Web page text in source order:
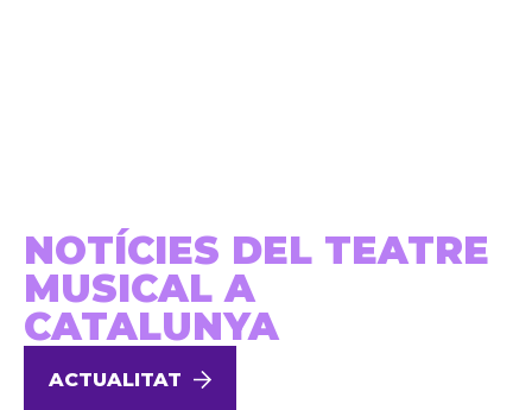
NOTÍCIES DEL TEATRE
MUSICAL A
CATALUNYA
ACTUALITAT